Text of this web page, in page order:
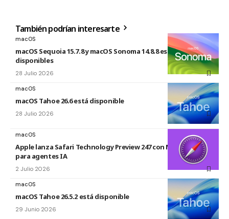
También podrían interesarte
macOS
macOS Sequoia 15.7.8 y macOS Sonoma 14.8.8 están
disponibles
28 Julio 2026
macOS
macOS Tahoe 26.6 está disponible
28 Julio 2026
macOS
Apple lanza Safari Technology Preview 247 con MCP Server
para agentes IA
2 Julio 2026
macOS
macOS Tahoe 26.5.2 está disponible
29 Junio 2026